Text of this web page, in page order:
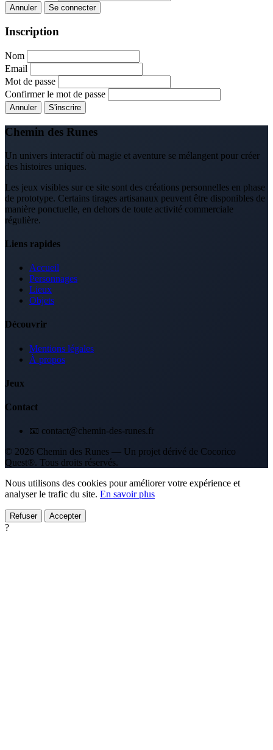
Annuler Se connecter
Inscription
Nom
Email
Mot de passe
Confirmer le mot de passe
Annuler S'inscrire
Chemin des Runes
Un univers interactif où magie et aventure se mélangent pour créer
des histoires uniques.
Les jeux visibles sur ce site sont des créations personnelles en phase
de prototype. Certains tirages artisanaux peuvent être disponibles de
manière ponctuelle, en dehors de toute activité commerciale
régulière.
Liens rapides
Accueil
Personnages
Lieux
Objets
Découvrir
Mentions légales
À propos
Jeux
Contact
📧 contact@chemin-des-runes.fr
© 2026 Chemin des Runes — Un projet dérivé de Cocorico
Quest®. Tous droits réservés.
Nous utilisons des cookies pour améliorer votre expérience et
analyser le trafic du site. En savoir plus
Refuser Accepter
?